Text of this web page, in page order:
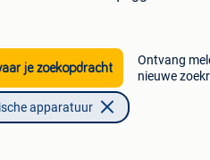
je zoekopdracht
Ontvang
nieuwe
apparatuur